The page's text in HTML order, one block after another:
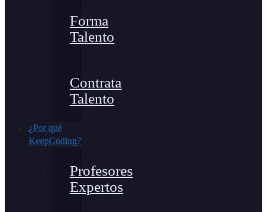
Forma
Talento
Contrata
Talento
¿Por qué
KeepCoding?
Profesores
Expertos